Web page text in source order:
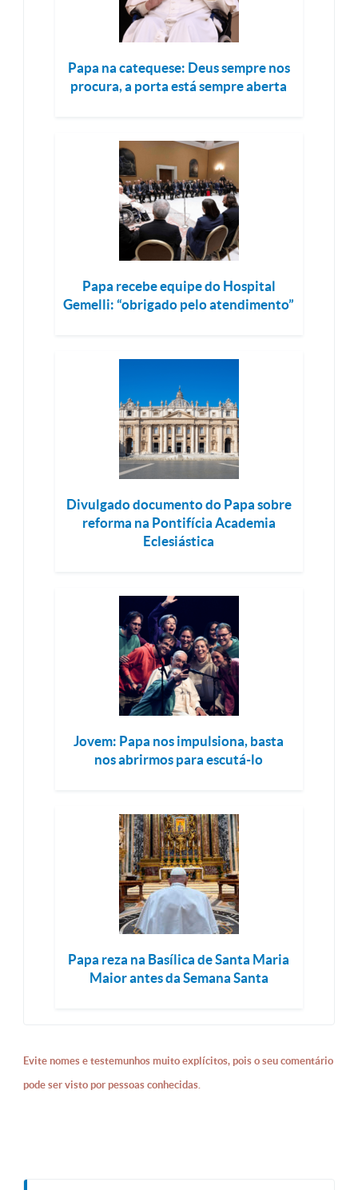
Papa na catequese: Deus sempre nos
procura, a porta está sempre aberta
Papa recebe equipe do Hospital
Gemelli: “obrigado pelo atendimento”
Divulgado documento do Papa sobre
reforma na Pontifícia Academia
Eclesiástica
Jovem: Papa nos impulsiona, basta
nos abrirmos para escutá-lo
Papa reza na Basílica de Santa Maria
Maior antes da Semana Santa
Evite nomes e testemunhos muito explícitos, pois o seu comentário
pode ser visto por pessoas conhecidas.